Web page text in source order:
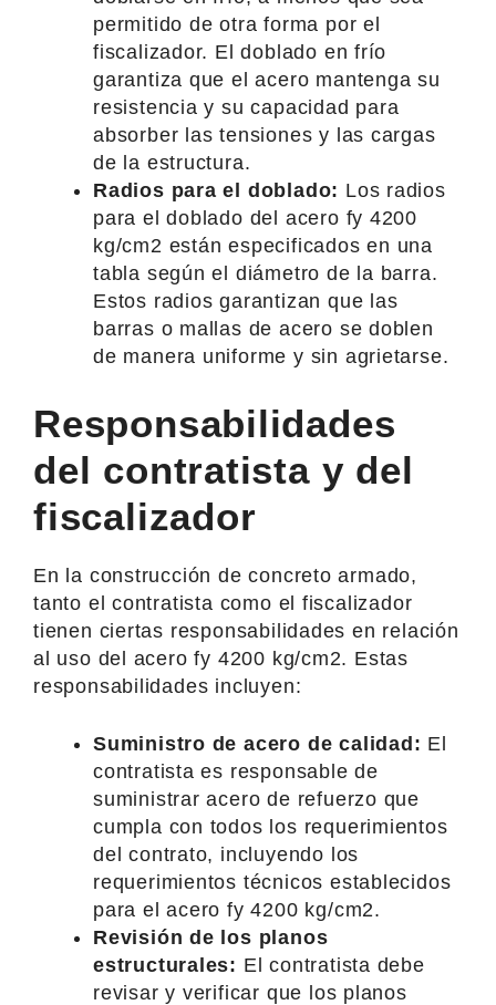
permitido de otra forma por el
fiscalizador. El doblado en frío
garantiza que el acero mantenga su
resistencia y su capacidad para
absorber las tensiones y las cargas
de la estructura.
Radios para el doblado: Los radios
para el doblado del acero fy 4200
kg/cm2 están especificados en una
tabla según el diámetro de la barra.
Estos radios garantizan que las
barras o mallas de acero se doblen
de manera uniforme y sin agrietarse.
Responsabilidades
del contratista y del
fiscalizador
En la construcción de concreto armado,
tanto el contratista como el fiscalizador
tienen ciertas responsabilidades en relación
al uso del acero fy 4200 kg/cm2. Estas
responsabilidades incluyen:
Suministro de acero de calidad: El
contratista es responsable de
suministrar acero de refuerzo que
cumpla con todos los requerimientos
del contrato, incluyendo los
requerimientos técnicos establecidos
para el acero fy 4200 kg/cm2.
Revisión de los planos
estructurales: El contratista debe
revisar y verificar que los planos